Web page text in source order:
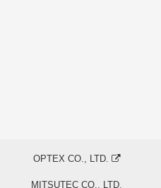
OPTEX CO., LTD.
MITSUTEC CO., LTD.